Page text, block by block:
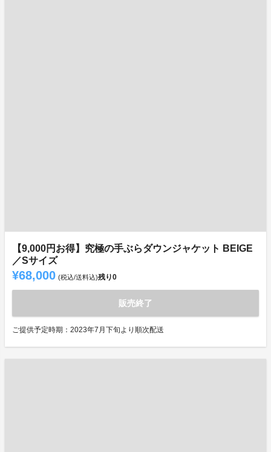
【9,000円お得】究極の手ぶらダウンジャケット BEIGE
／Sサイズ
¥68,000 (税込/送料込)残り0
販売終了
ご提供予定時期：2023年7月下旬より順次配送